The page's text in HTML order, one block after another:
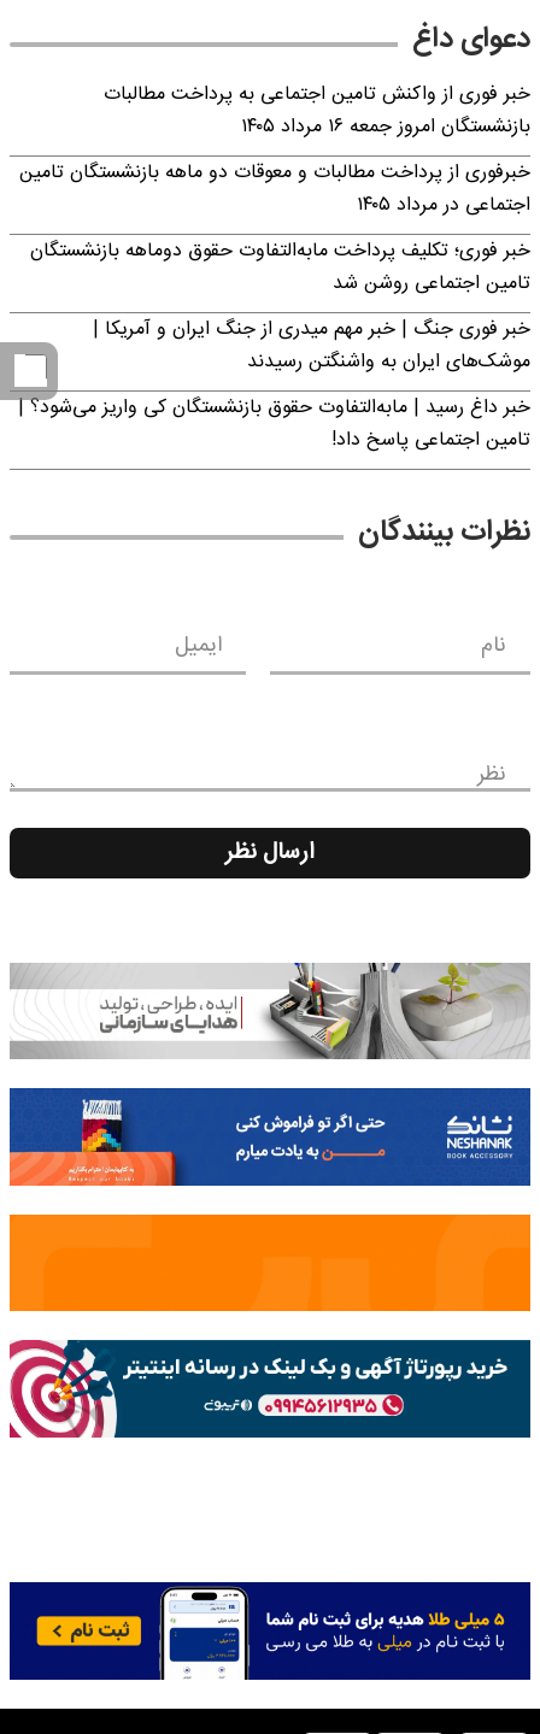
دعوای داغ
خبر فوری از واکنش تامین اجتماعی به پرداخت مطالبات
بازنشستگان امروز جمعه ۱۶ مرداد ۱۴۰۵
خبرفوری از پرداخت مطالبات و معوقات دو ماهه بازنشستگان تامین
اجتماعی در مرداد ۱۴۰۵
خبر فوری؛ تکلیف پرداخت مابه‌التفاوت حقوق دوماهه بازنشستگان
تامین اجتماعی روشن شد
خبر فوری جنگ | خبر مهم میدری از جنگ ایران و آمریکا |
موشک‌های ایران به واشنگتن رسیدند
خبر داغ رسید | مابه‌التفاوت حقوق بازنشستگان کی واریز می‌شود؟ |
تامین اجتماعی پاسخ داد!
نظرات بینندگان
نام ایمیل
نظر
ارسال نظر